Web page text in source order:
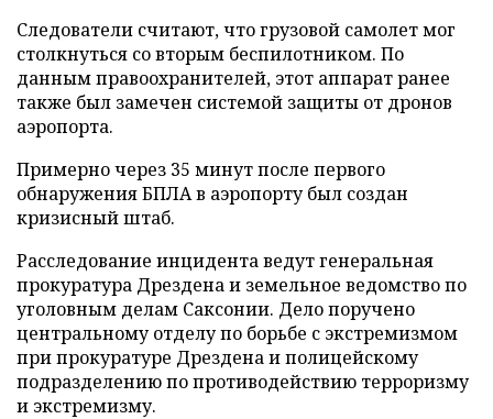
Следователи считают, что грузовой самолет мог
столкнуться со вторым беспилотником. По
данным правоохранителей, этот аппарат ранее
также был замечен системой защиты от дронов
аэропорта.
Примерно через 35 минут после первого
обнаружения БПЛА в аэропорту был создан
кризисный штаб.
Расследование инцидента ведут генеральная
прокуратура Дрездена и земельное ведомство по
уголовным делам Саксонии. Дело поручено
центральному отделу по борьбе с экстремизмом
при прокуратуре Дрездена и полицейскому
подразделению по противодействию терроризму
и экстремизму.